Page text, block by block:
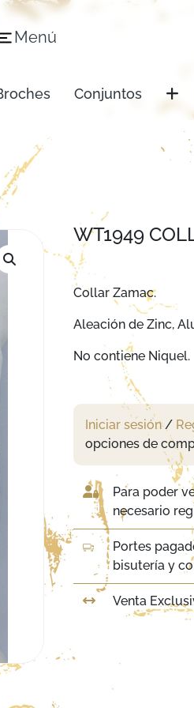
Menú
Conjuntos
WT1949
Collar Zamac.
Aleación de Zinc,
No contiene Niquel.
Iniciar sesión/
opciones de
Para poder
necesario
Portes
bisutería y
Venta